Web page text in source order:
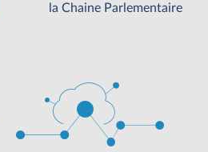
la Chaine Parlementaire